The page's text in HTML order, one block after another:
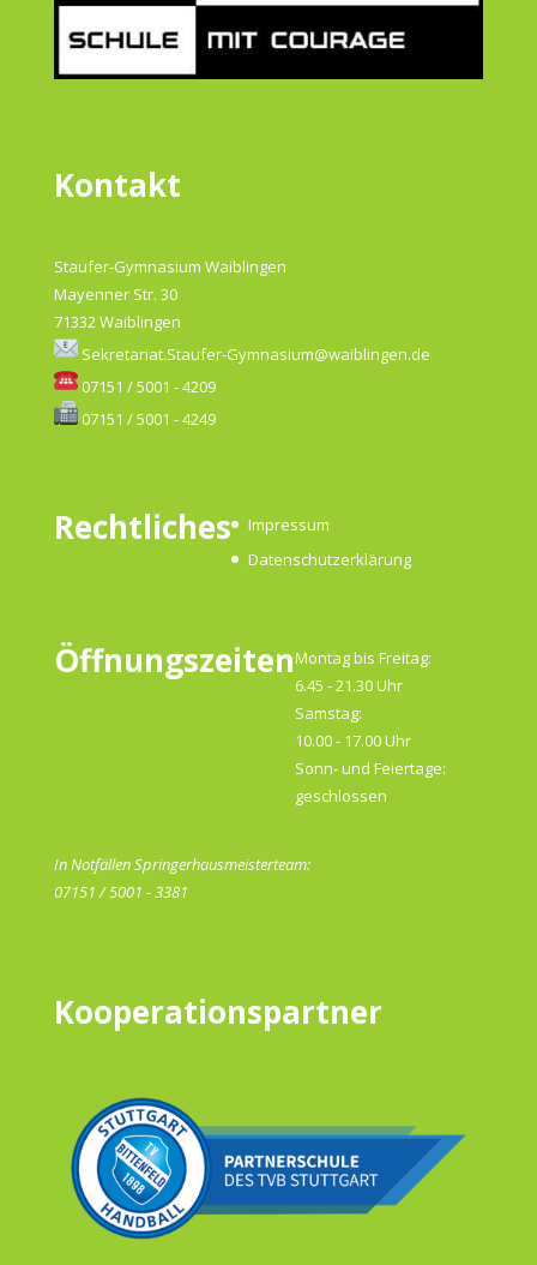
Kontakt
Staufer-Gymnasium Waiblingen
Mayenner Str. 30
71332 Waiblingen
Sekretariat.Staufer-Gymnasium@waiblingen.de
07151 / 5001 - 4209
07151 / 5001 - 4249
Rechtliches
Impressum
Datenschutzerklärung
ÖffnungszeitenMontag bis Freitag:
6.45 - 21.30 Uhr
Samstag:
10.00 - 17.00 Uhr
Sonn- und Feiertage:
geschlossen
In Notfällen Springerhausmeisterteam:
07151 / 5001 - 3381
Kooperationspartner